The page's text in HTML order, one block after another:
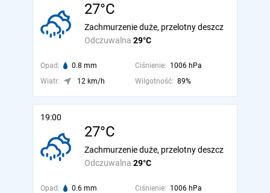
27°C
Odczuwalna 29°C
Zachmurzenie duże, przelotny deszcz
Opad: 0.8 mm Ciśnienie: 1006 hPa
Wiatr:
12 km/h Wilgotność: 89%
19:00
27°C
Odczuwalna 29°C
Zachmurzenie duże, przelotny deszcz
Opad: 0.6 mm Ciśnienie: 1006 hPa